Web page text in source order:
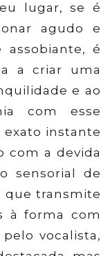
lugar, se é
agudo e
assobiante, é
a criar uma
e ao
com esse
exato instante
com a devida
sensorial de
que transmite
à forma com
vocalista,